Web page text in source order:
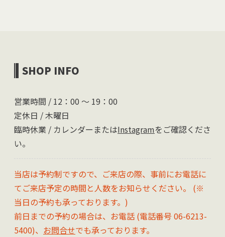
SHOP INFO
営業時間 / 12：00 〜 19：00
定休日 / 木曜日
臨時休業 / カレンダーまたはInstagramをご確認くださ
い。
当店は予約制ですので、ご来店の際、事前にお電話に
てご来店予定の時間と人数をお知らせください。 (※
当日の予約も承っております。)
前日までの予約の場合は、お電話 (電話番号 06-6213-
5400)、 お問合せでも承っております。